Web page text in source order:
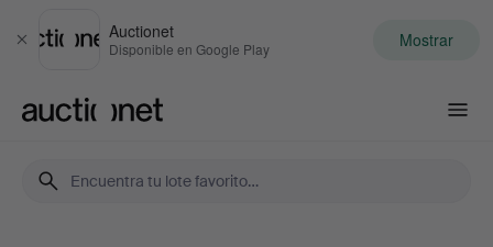
Cerrar
Auctionet
Disponible en Google Play Mostrar